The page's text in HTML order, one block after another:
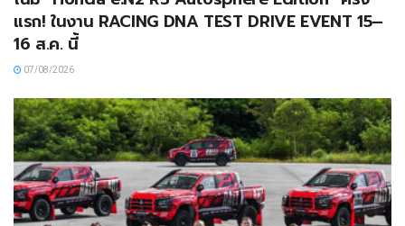
แรก! ในงาน RACING DNA TEST DRIVE EVENT 15–
16 ส.ค. นี้
07/08/2026